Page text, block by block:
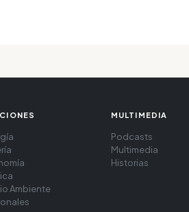
Ambiente
MULTIMEDIA
Podcasts
Multimedia
Historias